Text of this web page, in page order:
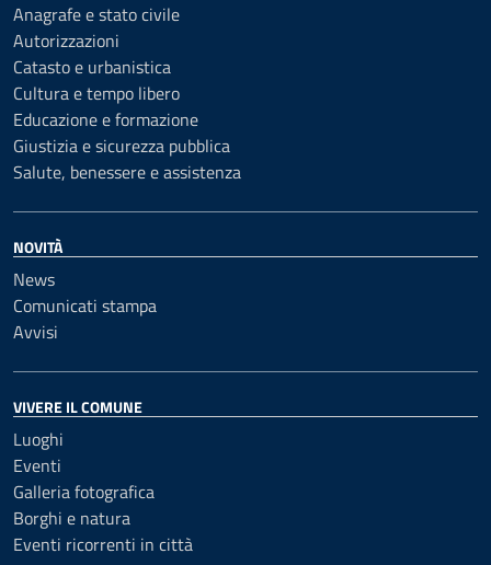
Anagrafe e stato civile
Autorizzazioni
Catasto e urbanistica
Cultura e tempo libero
Educazione e formazione
Giustizia e sicurezza pubblica
Salute, benessere e assistenza
NOVITÀ
News
Comunicati stampa
Avvisi
VIVERE IL COMUNE
Luoghi
Eventi
Galleria fotografica
Borghi e natura
Eventi ricorrenti in città